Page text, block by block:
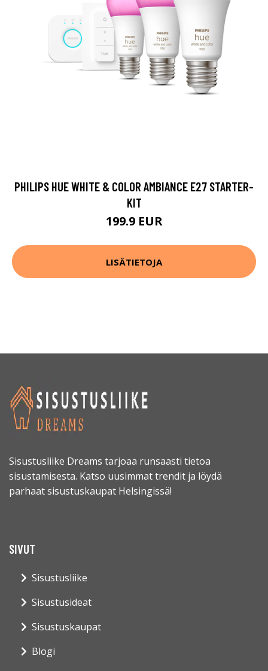
PHILIPS HUE WHITE & COLOR AMBIANCE E27 STARTER-
KIT
199.9 EUR
LISÄTIETOJA
Sisustusliike Dreams tarjoaa runsaasti tietoa
sisustamisesta. Katso uusimmat trendit ja löydä
parhaat sisustuskaupat Helsingissä!
SIVUT
Sisustusliike
Sisustusideat
Sisustuskaupat
Blogi